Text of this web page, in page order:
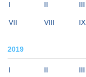
I II III
VII VIII IX
2019
I II III